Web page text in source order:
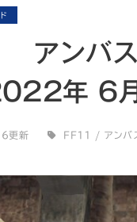
アンバ
年 6月
更新 FF11 / アンバ